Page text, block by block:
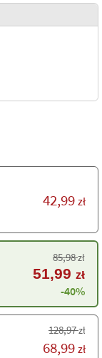
42,99 zł
85,98zł
51,99 zł
-40%
128,97zł
68,99 zł